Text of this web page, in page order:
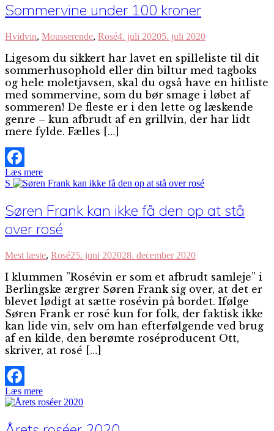
Sommervine under 100 kroner
Hvidvin, Mousserende, Rosé4. juli 20205. juli 2020
Ligesom du sikkert har lavet en spilleliste til dit
sommerhusophold eller din biltur med tagboks
og hele moletjavsen, skal du også have en hitliste
med sommervine, som du bør smage i løbet af
sommeren! De fleste er i den lette og læskende
genre – kun afbrudt af en grillvin, der har lidt
mere fylde. Fælles […]
Facebook
Læs mere
S
Søren Frank kan ikke få den op at stå
over rosé
Mest læste, Rosé25. juni 202028. december 2020
I klummen ”Rosévin er som et afbrudt samleje” i
Berlingske ærgrer Søren Frank sig over, at det er
blevet lødigt at sætte rosévin på bordet. Ifølge
Søren Frank er rosé kun for folk, der faktisk ikke
kan lide vin, selv om han efterfølgende ved brug
af en kilde, den berømte roséproducent Ott,
skriver, at rosé […]
Facebook
Læs mere